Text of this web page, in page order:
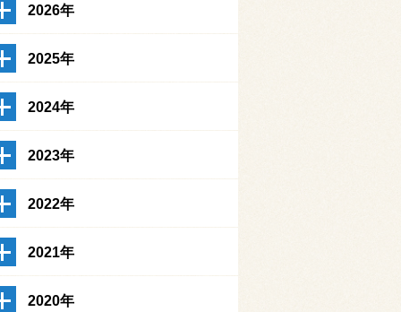
2026年
2025年
2024年
2023年
2022年
2021年
2020年